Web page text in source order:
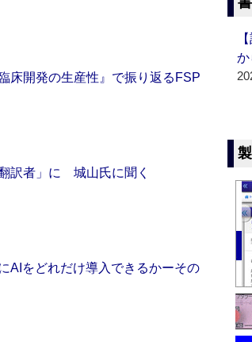
床開発の生産性』で振り返るFSP
訳者」に 城山氏に聞く
AIをどれだけ導入できるかーその
か